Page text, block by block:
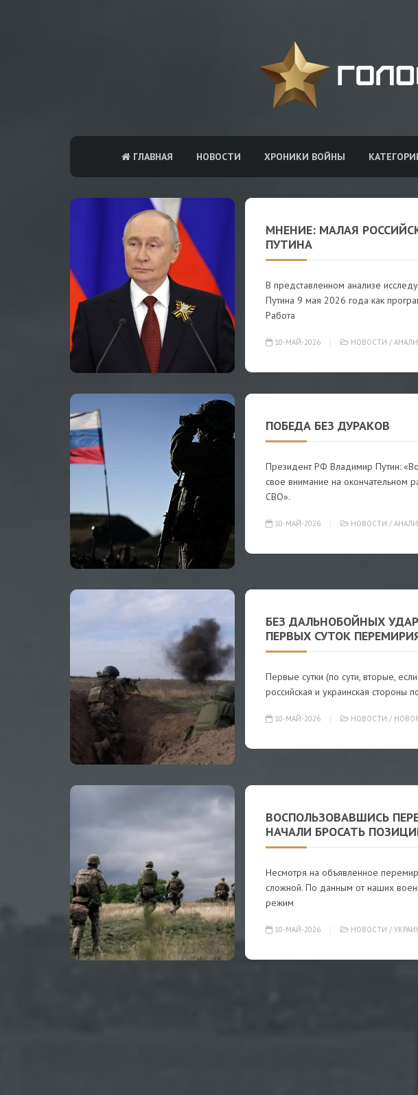
ГЛАВНАЯ НОВОСТИ ХРОНИКИ ВОЙНЫ
МНЕНИЕ: МАЛАЯ
ПУТИНА
В представленном анализе
Путина 9 мая 2026 года как
Работа
10-МАЙ-2026 НОВОСТИ /
ПОБЕДА БЕЗ ДУРАКОВ
Президент РФ Владимир Путин:
свое внимание на окончательном
СВО».
10-МАЙ-2026 НОВОСТИ /
БЕЗ ДАЛЬНОБОЙНЫХ
ПЕРВЫХ СУТОК
Первые сутки (по сути, вторые,
российская и украинская стороны
10-МАЙ-2026 НОВОСТИ /
ВОСПОЛЬЗОВАВШИСЬ
НАЧАЛИ БРОСАТЬ
Несмотря на объявленное
сложной. По данным от наших
режим
10-МАЙ-2026 НОВОСТИ /